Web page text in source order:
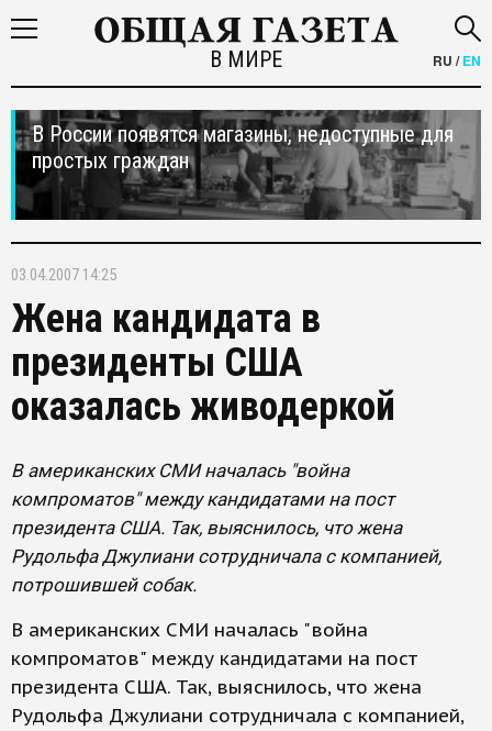
В МИРЕ RU /EN
В России появятся магазины, недоступные для
простых граждан
03.04.2007 14:25
Жена кандидата в
президенты США
оказалась живодеркой
В американских СМИ началась "война
компроматов" между кандидатами на пост
президента США. Так, выяснилось, что жена
Рудольфа Джулиани сотрудничала с компанией,
потрошившей собак.
В американских СМИ началась "война
компроматов" между кандидатами на пост
президента США. Так, выяснилось, что жена
Рудольфа Джулиани сотрудничала с компанией,